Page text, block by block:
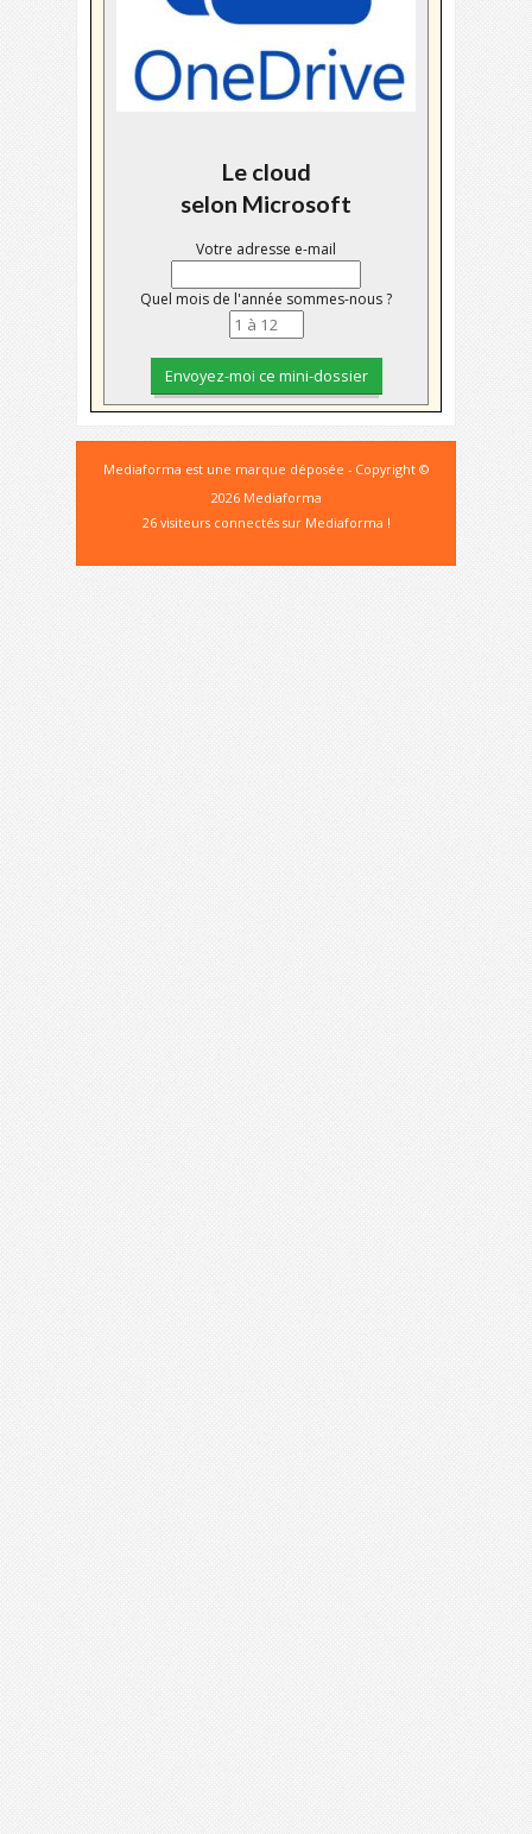
Le cloud
selon Microsoft
Votre adresse e-mail
Quel mois de l'année sommes-nous ?
Mediaforma est une marque déposée - Copyright ©
2026 Mediaforma
26 visiteurs connectés sur Mediaforma !